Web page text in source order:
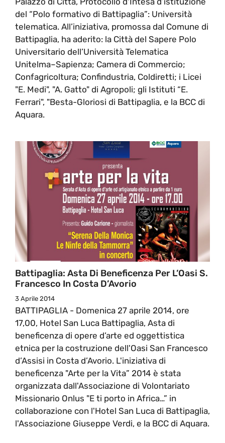
del “Polo formativo di Battipaglia”: Università
telematica. All’iniziativa, promossa dal Comune di
Battipaglia, ha aderito: la Città del Sapere Polo
Universitario dell’Università Telematica
Unitelma–Sapienza; Camera di Commercio;
Confagricoltura; Confindustria, Coldiretti; i Licei
"E. Medi", "A. Gatto" di Agropoli; gli Istituti “E.
Ferrari", "Besta-Gloriosi di Battipaglia, e la BCC di
Aquara.
Battipaglia: Asta Di Beneficenza Per L’Oasi S.
Francesco In Costa D’Avorio
3 Aprile 2014
BATTIPAGLIA - Domenica 27 aprile 2014, ore
17,00, Hotel San Luca Battipaglia, Asta di
beneficenza di opere d’arte ed oggettistica
etnica per la costruzione dell'Oasi San Francesco
d’Assisi in Costa d’Avorio. L'iniziativa di
beneficenza "Arte per la Vita” 2014 è stata
organizzata dall'Associazione di Volontariato
Missionario Onlus "E ti porto in Africa…” in
collaborazione con l'Hotel San Luca di Battipaglia,
l'Associazione Giuseppe Verdi, e la BCC di Aquara.